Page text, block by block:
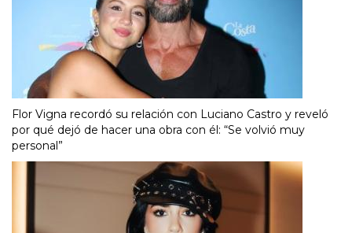
Flor Vigna recordó su relación con Luciano Castro y reveló
por qué dejó de hacer una obra con él: “Se volvió muy
personal”